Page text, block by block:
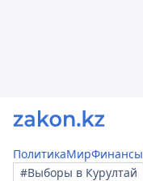
ПолитикаМирФинансы
#Выборы в Курултай